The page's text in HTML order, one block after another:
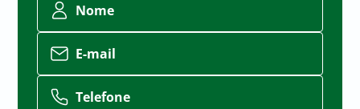
Nome
E-mail
Telefone